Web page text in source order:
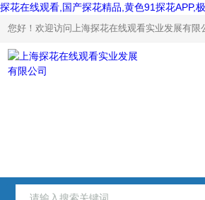
探花在线观看,国产探花精品,黄色91探花APP,
您好！欢迎访问上海探花在线观看实业发展有限公司